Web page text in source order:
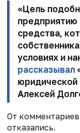
«Цель
средства,
условиях и
рассказывал
Алексей
От
отказались.